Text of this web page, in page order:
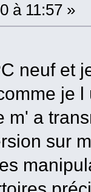
à 11:57 »
neuf et
je
m' a
sur